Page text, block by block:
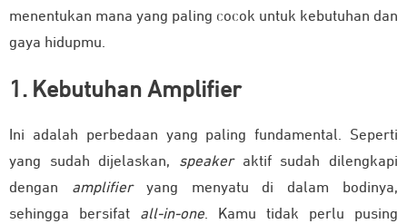
menentukan mana yang paling cocok untuk kebutuhan dan
gaya hidupmu.
1. Kebutuhan Amplifier
Ini adalah perbedaan yang paling fundamental. Seperti
yang sudah dijelaskan, speakeraktif sudah dilengkapi
dengan amplifieryang menyatu di dalam bodinya,
sehingga bersifat all-in-one. Kamu tidak perlu pusing